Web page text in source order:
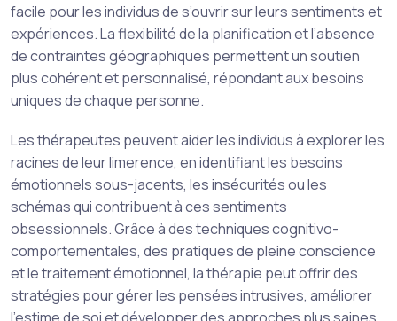
facile pour les individus de s’ouvrir sur leurs sentiments et
expériences. La flexibilité de la planification et l’absence
de contraintes géographiques permettent un soutien
plus cohérent et personnalisé, répondant aux besoins
uniques de chaque personne.
Les thérapeutes peuvent aider les individus à explorer les
racines de leur limerence, en identifiant les besoins
émotionnels sous-jacents, les insécurités ou les
schémas qui contribuent à ces sentiments
obsessionnels. Grâce à des techniques cognitivo-
comportementales, des pratiques de pleine conscience
et le traitement émotionnel, la thérapie peut offrir des
stratégies pour gérer les pensées intrusives, améliorer